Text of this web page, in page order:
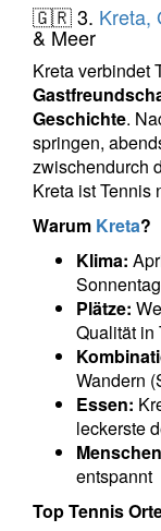
🇬🇷 3. Kreta,
& Meer
Kreta verbindet
Geschichte.
springen,
zwischendurch
Kreta ist Tennis
Warum Kreta?
Klima:
Plätze:
Qualität in
Wandern
Essen:
leckerste
entspannt
Top Tennis